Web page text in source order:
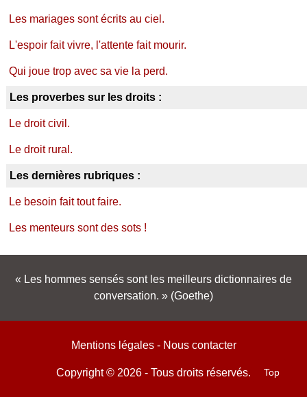
Les mariages sont écrits au ciel.
L'espoir fait vivre, l'attente fait mourir.
Qui joue trop avec sa vie la perd.
Les proverbes sur les droits :
Le droit civil.
Le droit rural.
Les dernières rubriques :
Le besoin fait tout faire.
Les menteurs sont des sots !
Les hommes sensés sont les meilleurs dictionnaires de
conversation.
(Goethe)
Mentions légales- Nous contacter
Copyright © 2026 - Tous droits réservés. Top